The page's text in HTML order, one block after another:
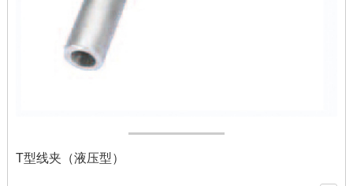
T型线夹（液压型）